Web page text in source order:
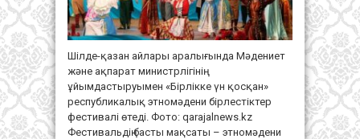
Шілде-қазан айлары аралығында Мәдениет
және ақпарат министрлігінің
ұйымдастыруымен «Бірлікке үн қосқан»
республикалық этномәдени бірлестіктер
фестивалі өтеді. Фото: qarajalnews.kz
Фестивальдің басты мақсаты – этномәдени